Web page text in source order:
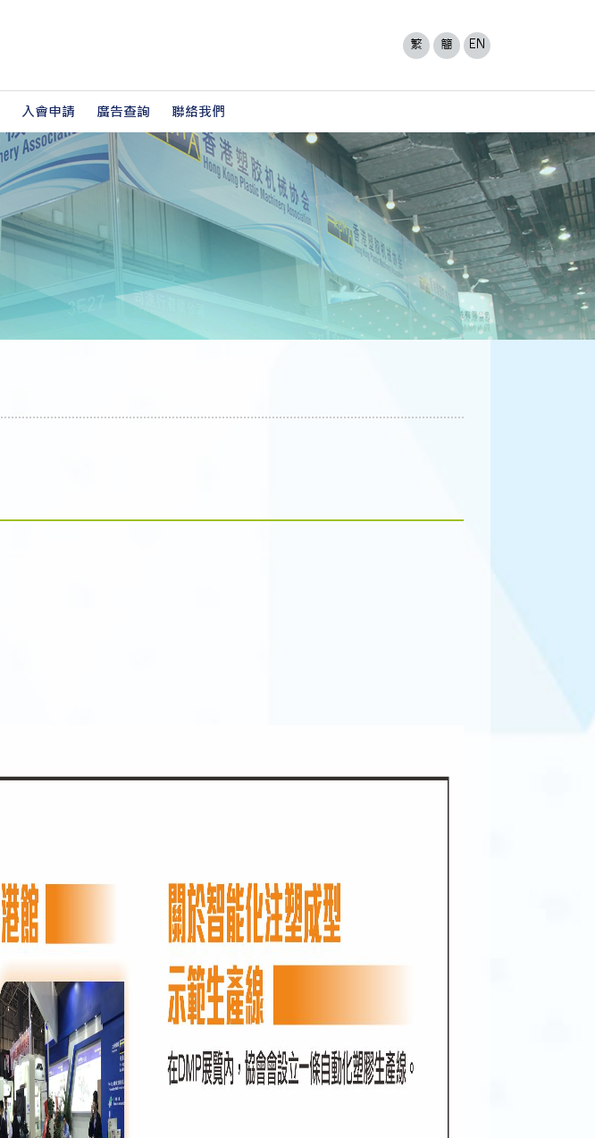
繁 簡 EN
入會申請 廣告查詢 聯絡我們